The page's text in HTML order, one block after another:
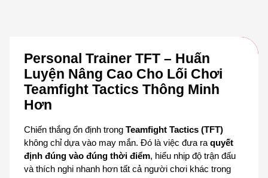
Personal Trainer TFT – Huấn
Luyện Nâng Cao Cho Lối Chơi
Teamfight Tactics Thông Minh
Hơn
Chiến thắng ổn định trong Teamfight Tactics (TFT)
không chỉ dựa vào may mắn. Đó là việc đưa ra quyết
định đúng vào đúng thời điểm, hiểu nhịp độ trận đấu
và thích nghi nhanh hơn tất cả người chơi khác trong